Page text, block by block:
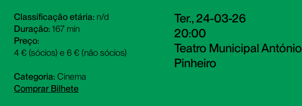
Classificação etária: n/d
Duração: 167 min
Preço:
4 € (sócios) e 6 € (não sócios)
Categoria: Cinema
Comprar Bilhete
Ter., 24-03-26
20:00
Teatro Municipal António
Pinheiro